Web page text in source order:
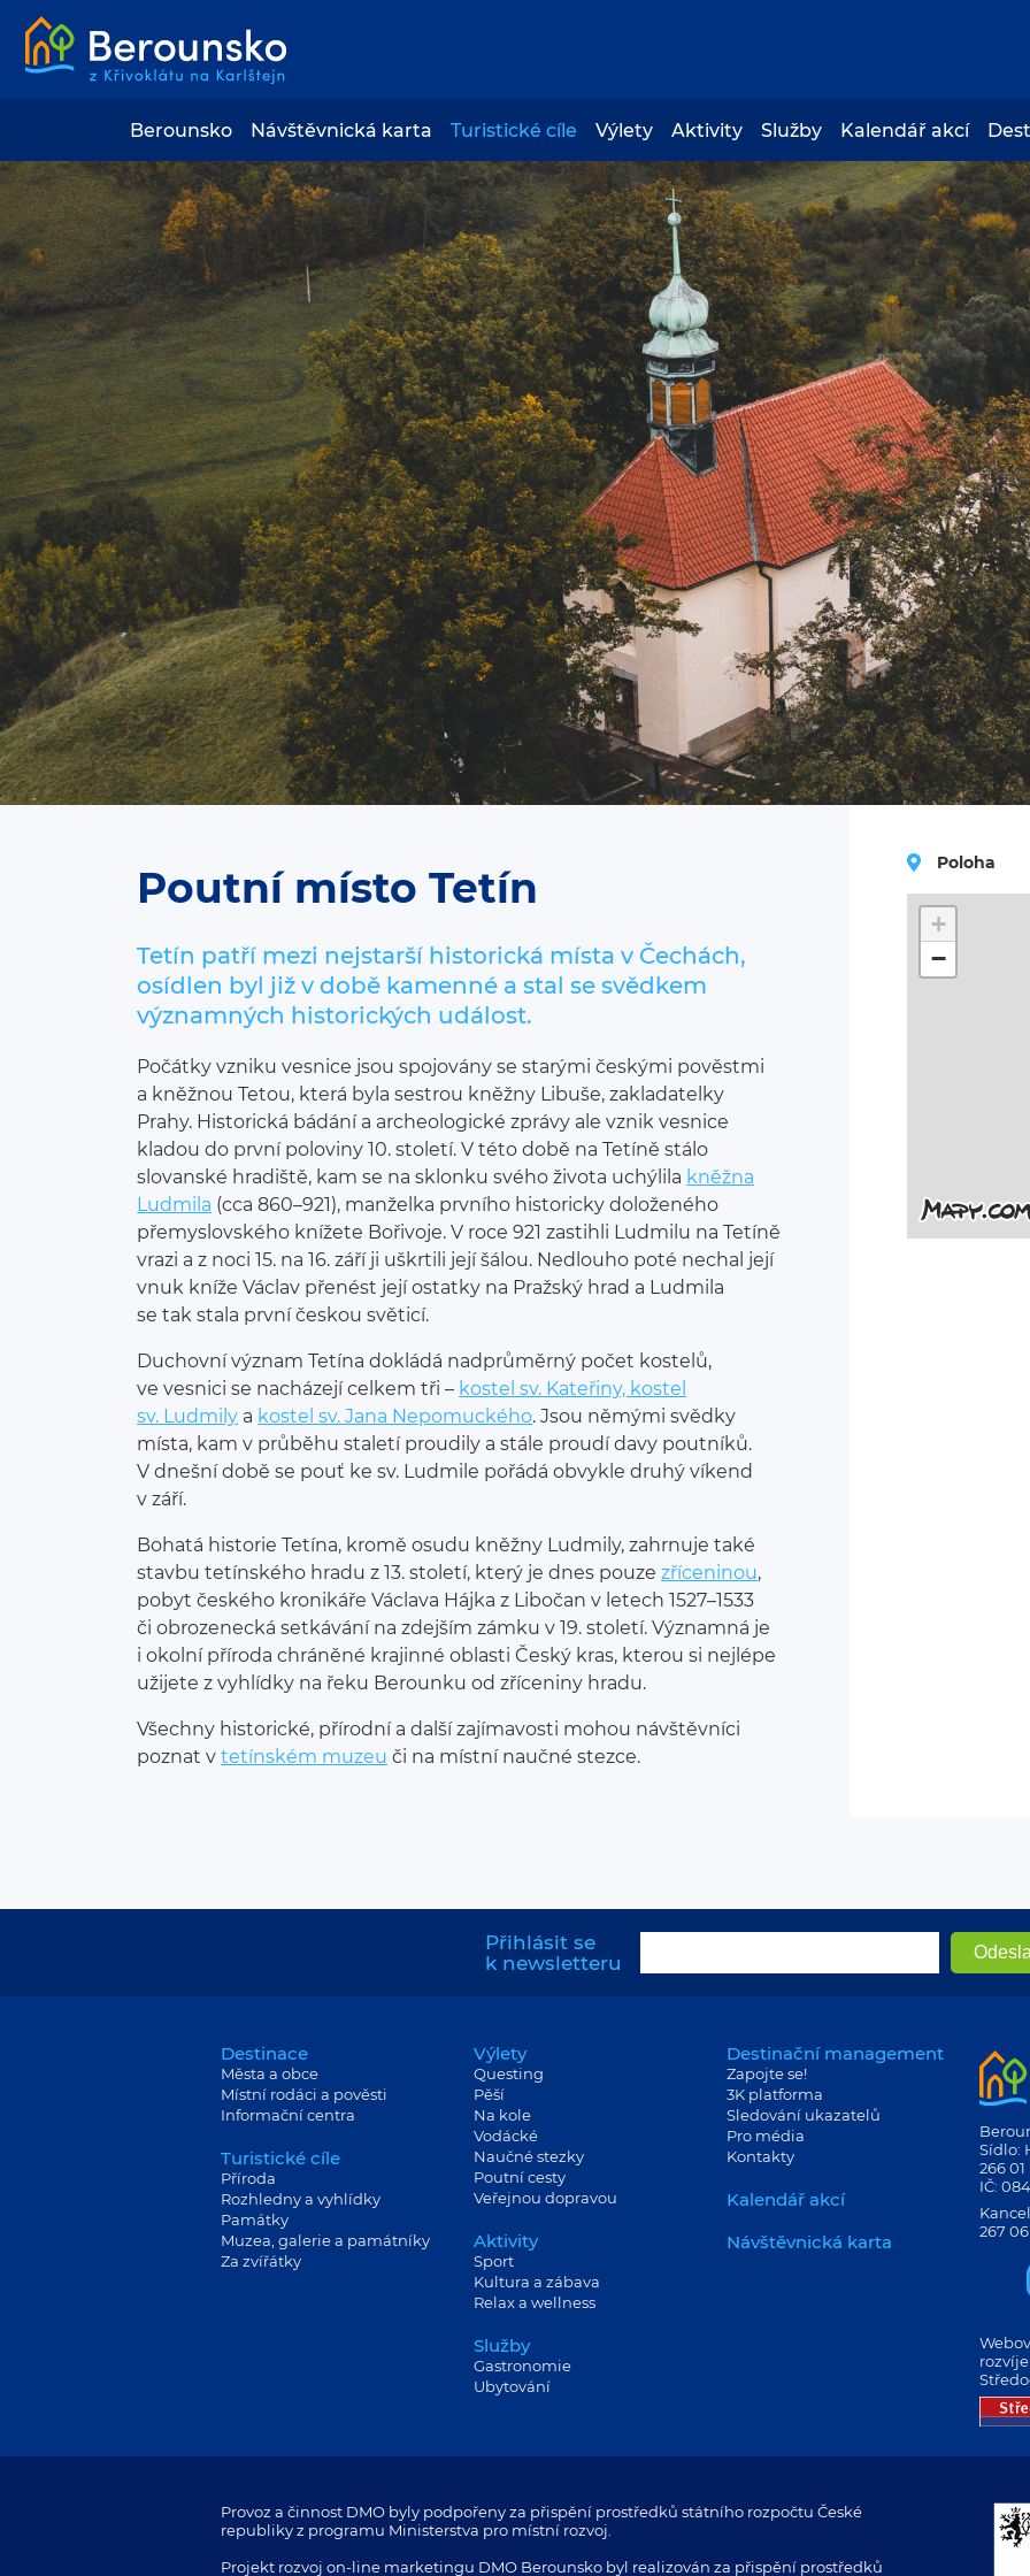
Berounsko Návštěvnická karta Turistické cíle Výlety Aktivity Služby Kalendář akcí
Poutní místo Tetín
Tetín patří mezi nejstarší historická místa v Čechách,
osídlen byl již v době kamenné a stal se svědkem
významných historických událost.
Počátky vzniku vesnice jsou spojovány se starými českými pověstmi
a kněžnou Tetou, která byla sestrou kněžny Libuše, zakladatelky
Prahy. Historická bádání a archeologické zprávy ale vznik vesnice
kladou do první poloviny 10. století. V této době na Tetíně stálo
slovanské hradiště, kam se na sklonku svého života uchýlila kněžna
Ludmila (cca 860–921), manželka prvního historicky doloženého
přemyslovského knížete Bořivoje. V roce 921 zastihli Ludmilu na Tetíně
vrazi a z noci 15. na 16. září ji uškrtili její šálou. Nedlouho poté nechal její
vnuk kníže Václav přenést její ostatky na Pražský hrad a Ludmila
se tak stala první českou světicí.
Duchovní význam Tetína dokládá nadprůměrný počet kostelů,
ve vesnici se nacházejí celkem tři – kostel sv. Kateřiny, kostel
sv. Ludmily a kostel sv. Jana Nepomuckého. Jsou němými svědky
místa, kam v průběhu staletí proudily a stále proudí davy poutníků.
V dnešní době se pouť ke sv. Ludmile pořádá obvykle druhý víkend
v září.
Bohatá historie Tetína, kromě osudu kněžny Ludmily, zahrnuje také
stavbu tetínského hradu z 13. století, který je dnes pouzezříceninou,
pobyt českého kronikáře Václava Hájka z Libočan v letech 1527–1533
či obrozenecká setkávání na zdejším zámku v 19. století. Významná je
i okolní příroda chráněné krajinné oblasti Český kras, kterou si nejlépe
užijete z vyhlídky na řeku Berounku od zříceniny hradu.
Všechny historické, přírodní a další zajímavosti mohou návštěvníci
poznat vtetínském muzeu či na místní naučné stezce.
Poloha
+
−
Přihlásit se
k newsletteru
Destinace
Města a obce
Místní rodáci a pověsti
Informační centra
Turistické cíle
Příroda
Rozhledny a vyhlídky
Památky
Muzea, galerie a památníky
Za zvířátky
Výlety
Questing
Pěší
Na kole
Vodácké
Naučné stezky
Poutní cesty
Veřejnou dopravou
Aktivity
Sport
Kultura a zábava
Relax a wellness
Služby
Gastronomie
Ubytování
Destinační management
Zapojte se!
3K platforma
Sledování ukazatelů
Pro média
Kontakty
Kalendář akcí
Návštěvnická karta
Sídlo:
266
IČ:
267
Provoz a činnost DMO byly podpořeny za přispění prostředků státního rozpočtu České
republiky z programu Ministerstva pro místní rozvoj.
Projekt rozvoj on-line marketingu DMO Berounsko byl realizován za přispění prostředků